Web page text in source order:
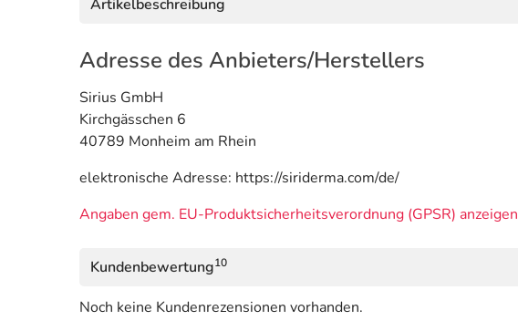
Artikelbeschreibung
Adresse des Anbieters/Herstellers
Sirius GmbH
Kirchgässchen 6
40789 Monheim am Rhein
elektronische Adresse: https://siriderma.com/de/
Angaben gem. EU-Produktsicherheitsverordnung (GPSR) anzeigen
Kundenbewertung10
Noch keine Kundenrezensionen vorhanden.